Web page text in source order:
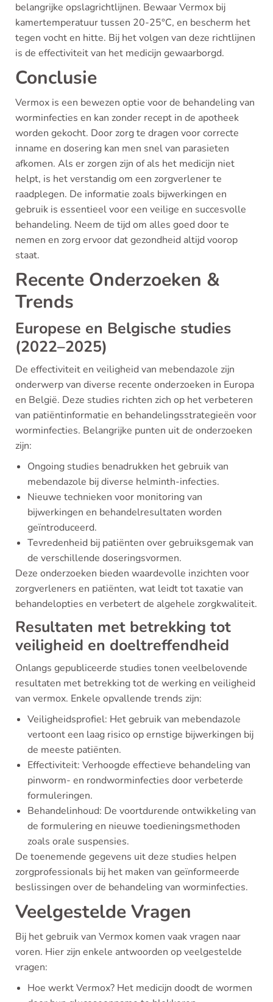
belangrijke opslagrichtlijnen. Bewaar Vermox bij
kamertemperatuur tussen 20-25°C, en bescherm het
tegen vocht en hitte. Bij het volgen van deze richtlijnen
is de effectiviteit van het medicijn gewaarborgd.
Conclusie
Vermox is een bewezen optie voor de behandeling van
worminfecties en kan zonder recept in de apotheek
worden gekocht. Door zorg te dragen voor correcte
inname en dosering kan men snel van parasieten
afkomen. Als er zorgen zijn of als het medicijn niet
helpt, is het verstandig om een zorgverlener te
raadplegen. De informatie zoals bijwerkingen en
gebruik is essentieel voor een veilige en succesvolle
behandeling. Neem de tijd om alles goed door te
nemen en zorg ervoor dat gezondheid altijd voorop
staat.
Recente Onderzoeken &
Trends
Europese en Belgische studies
(2022–2025)
De effectiviteit en veiligheid van mebendazole zijn
onderwerp van diverse recente onderzoeken in Europa
en België. Deze studies richten zich op het verbeteren
van patiëntinformatie en behandelingsstrategieën voor
worminfecties. Belangrijke punten uit de onderzoeken
zijn:
Ongoing studies benadrukken het gebruik van
mebendazole bij diverse helminth-infecties.
Nieuwe technieken voor monitoring van
bijwerkingen en behandelresultaten worden
geïntroduceerd.
Tevredenheid bij patiënten over gebruiksgemak van
de verschillende doseringsvormen.
Deze onderzoeken bieden waardevolle inzichten voor
zorgverleners en patiënten, wat leidt tot taxatie van
behandelopties en verbetert de algehele zorgkwaliteit.
Resultaten met betrekking tot
veiligheid en doeltreffendheid
Onlangs gepubliceerde studies tonen veelbelovende
resultaten met betrekking tot de werking en veiligheid
van vermox. Enkele opvallende trends zijn:
Veiligheidsprofiel: Het gebruik van mebendazole
vertoont een laag risico op ernstige bijwerkingen bij
de meeste patiënten.
Effectiviteit: Verhoogde effectieve behandeling van
pinworm- en rondworminfecties door verbeterde
formuleringen.
Behandelinhoud: De voortdurende ontwikkeling van
de formulering en nieuwe toedieningsmethoden
zoals orale suspensies.
De toenemende gegevens uit deze studies helpen
zorgprofessionals bij het maken van geïnformeerde
beslissingen over de behandeling van worminfecties.
Veelgestelde Vragen
Bij het gebruik van Vermox komen vaak vragen naar
voren. Hier zijn enkele antwoorden op veelgestelde
vragen:
Hoe werkt Vermox? Het medicijn doodt de wormen